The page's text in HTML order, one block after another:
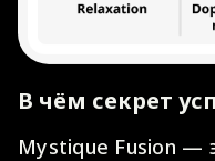
В чём секрет
Mystique Fusion —